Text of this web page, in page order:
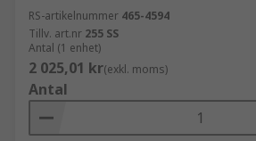
RS-artikelnummer 465-4594
Tillv. art.nr 255 SS
Antal (1 enhet)
2 025,01 kr(exkl. moms)
Antal